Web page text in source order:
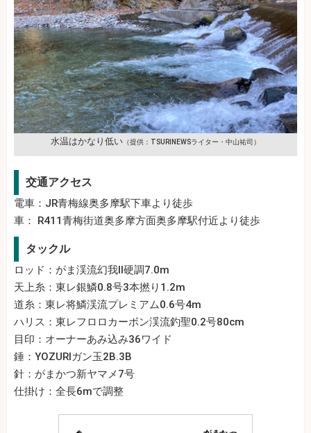
水温はかなり低い （提供：TSURINEWSライター・中山祐司）
交通アクセス
電車：JR青梅線奥多摩駅下車より徒歩
車： R411青梅街道奥多摩方面奥多摩駅付近より徒歩
タックル
ロッド：がま渓流幻我II硬調7.0m
天上糸：東レ銀鱗0.8号3本撚り1.2m
道糸：東レ将鱗渓流プレミアム0.6号4m
ハリス：東レフロロカーボン渓流釣聖0.2号80cm
目印：オーナーあみ込み36ワイド
錘：YOZURIガン玉2B.3B
針：がまかつ新ヤマメ7号
仕掛け：全長6mで調整